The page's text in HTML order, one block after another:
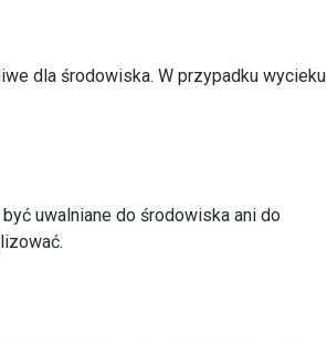
dla środowiska. W przypadku wycieku
uwalniane do środowiska ani do